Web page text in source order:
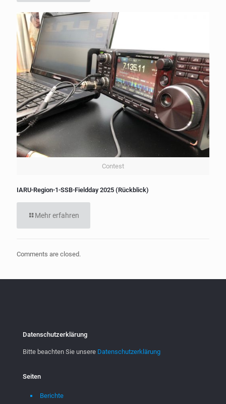
Contest
IARU-Region-1-SSB-Fieldday 2025 (Rückblick)
Mehr erfahren
Comments are closed.
Datenschutzerklärung
Bitte beachten Sie unsere Datenschutzerklärung
Seiten
Berichte